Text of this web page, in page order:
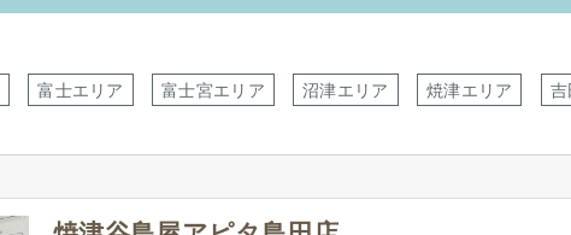
富士エリア 富士宮エリア 沼津エリア 焼津エリア 吉